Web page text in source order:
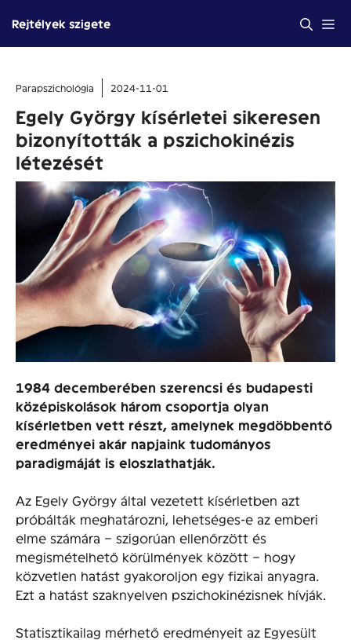
tartalomba
Rejtélyek szigete
Parapszichológia 2024-11-01
Egely György kísérletei sikeresen
bizonyították a pszichokinézis
létezését
1984 decemberében szerencsi és budapesti
középiskolások három csoportja olyan
kísérletben vett részt, amelynek megdöbbentő
eredményei akár napjaink tudományos
paradigmáját is eloszlathatják.
Az Egely György által vezetett kísérletben azt
próbálták meghatározni, lehetséges-e az emberi
elme számára – szigorúan ellenőrzött és
megismételhető körülmények között – hogy
közvetlen hatást gyakoroljon egy fizikai anyagra.
Ezt a hatást szaknyelven pszichokinézisnek hívják.
Statisztikailag mérhető eredményeit az Egyesült